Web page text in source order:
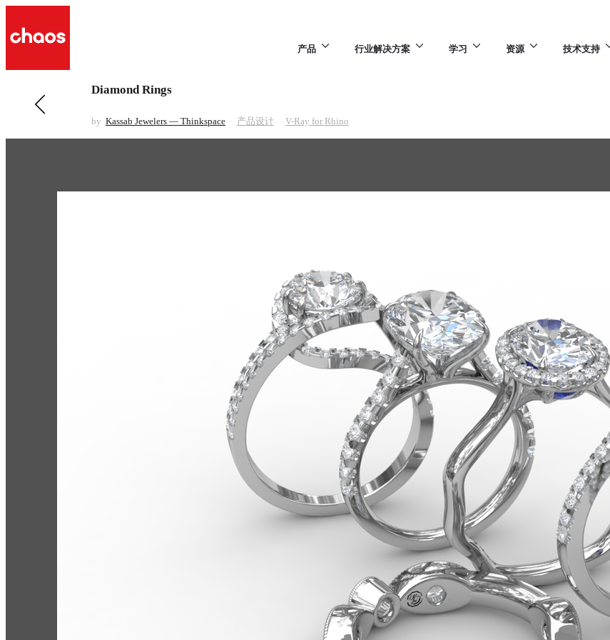
产品 行业解决方案 学习 资源 技术支持
前一 产品设计
Diamond Rings
by Kassab Jewelers — Thinkspace 产品设计 V-Ray for Rhino